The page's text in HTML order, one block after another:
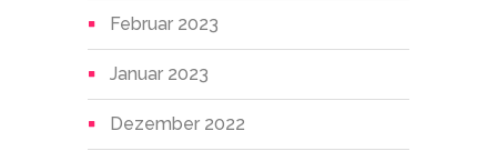
Februar 2023
Januar 2023
Dezember 2022